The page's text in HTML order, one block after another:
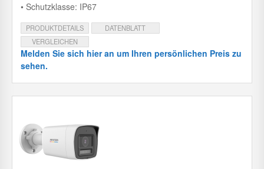
• Schutzklasse: IP67
PRODUKTDETAILS
DATENBLATT
VERGLEICHEN
Melden Sie sich hier an um Ihren persönlichen Preis zu
sehen.